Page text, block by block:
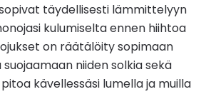
täydellisesti lämmittelyyn
kulumiselta ennen hiihtoa
on räätälöity sopimaan
niiden solkia sekä
kävellessäsi lumella ja muilla